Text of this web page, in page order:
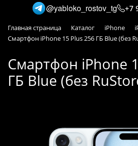
@yabloko_rostov_tg +7
Главная страница Каталог iPhone
Смартфон iPhone 15 Plus 256 ГБ Blue (без
Смартфон iPhone
ГБ Blue (без